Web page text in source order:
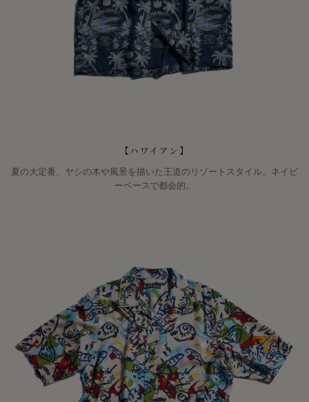
【ハワイアン】
夏の大定番、ヤシの木や風景を描いた王道のリゾートスタイル。ネイビ
ーベースで都会的。